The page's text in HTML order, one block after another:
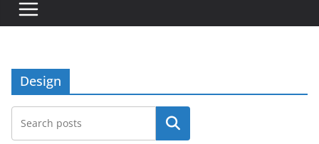
Design
Search